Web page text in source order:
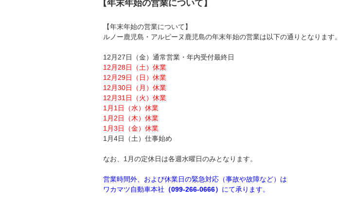
【年末年始の営業について】
【年末年始の営業について】
ルノー鹿児島・アルピーヌ鹿児島の年末年始の営業は以下の通りとなります。
12月27日（金）通常営業・年内受付最終日
12月28日（土）休業
12月29日（日）休業
12月30日（月）休業
12月31日（火）休業
1月1日（水）休業
1月2日（木）休業
1月3日（金）休業
1月4日（土）仕事始め
なお、1月の定休日は各週水曜日のみとなります。
営業時間外、および休業日の緊急対応（事故や故障など）は
ワカマツ自動車本社 （099-266-0666） にて承ります。